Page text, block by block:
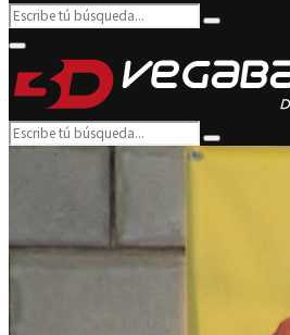
Search
for:
Search
Primary
Menu
Search
for:
Search